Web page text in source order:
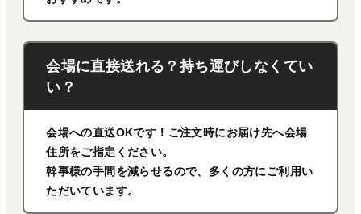
会場に直接送れる？持ち運びしなくてい
い？
会場への直送OKです！ご注文時にお届け先へ会場
住所をご指定ください。
幹事様の手間を減らせるので、多くの方にご利用い
ただいています。